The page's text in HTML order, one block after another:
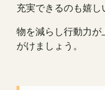
充実できるのも嬉し
物を減らし行動力
がけましょう。